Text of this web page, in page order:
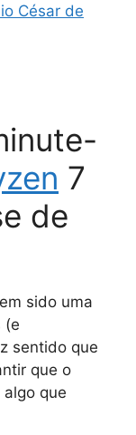
César de
7
de
sido uma
(e
sentido que
que o
que